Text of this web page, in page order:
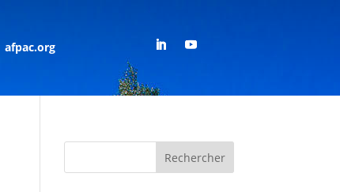
afpac.org
Rechercher